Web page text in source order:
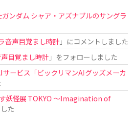
ンダム シャア・アズナブルのサングラ
音声目覚まし時計」にコメントしました
目覚まし時計」をフォローしました
サービス「ビックリマンAIグッズメーカ
妖怪展 TOKYO 〜Imagination of
た